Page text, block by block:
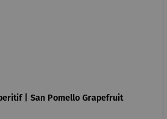
| San Pomello Grapefruit